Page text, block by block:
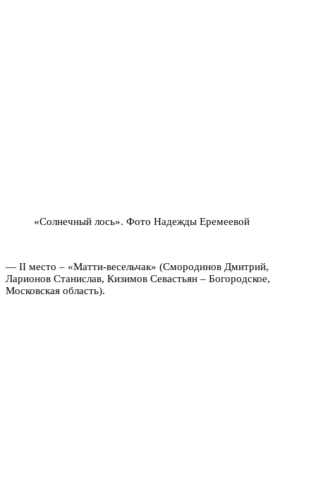
«Солнечный лось». Фото Надежды Еремеевой
— II место – «Матти-весельчак» (Смородинов Дмитрий,
Ларионов Станислав, Кизимов Севастьян – Богородское,
Московская область).